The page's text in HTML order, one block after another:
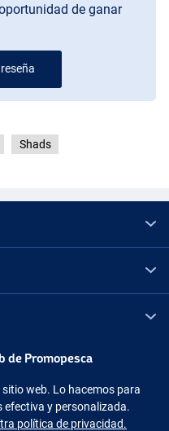
Perch
de ganar
Shads
Instagram
de Promopesca
web. Lo hacemos para
efectiva y personalizada.
política de privacidad.